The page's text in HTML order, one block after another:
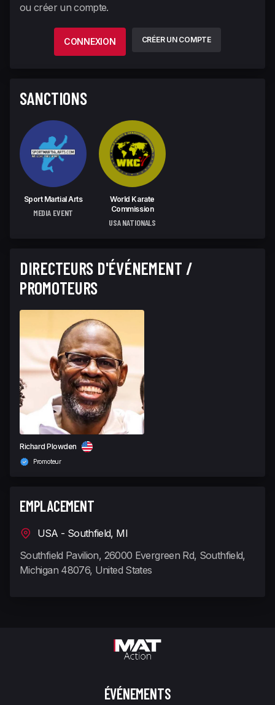
ou créer un compte.
CONNEXION CRÉER UN COMPTE
SANCTIONS
Sport Martial Arts
MEDIA EVENT
World Karate
Commission
USA NATIONALS
DIRECTEURS D'ÉVÉNEMENT /
PROMOTEURS
Richard Plowden
Promoteur
EMPLACEMENT
USA - Southfield, MI
Southfield Pavilion, 26000 Evergreen Rd, Southfield,
Michigan 48076, United States
ÉVÉNEMENTS